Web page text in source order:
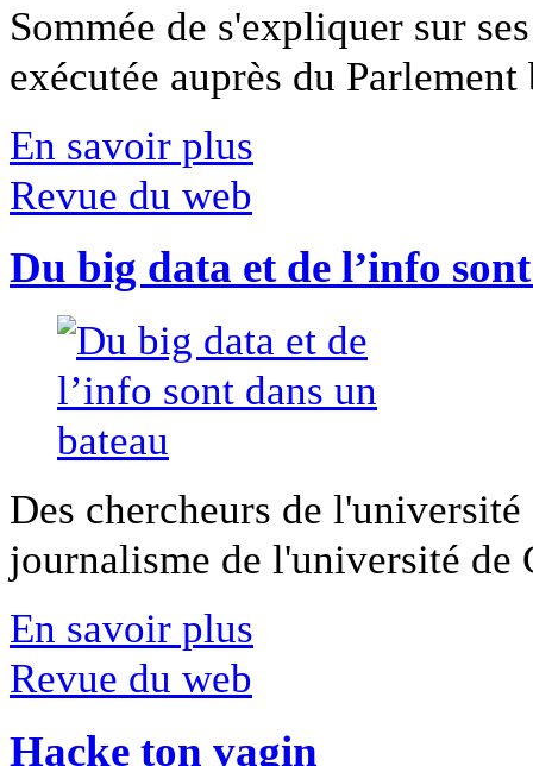
Sommée de s'expliquer sur
exécutée auprès du
En savoir plus
Revue du web
Du big data et de l’info
Des chercheurs de
journalisme de l'université
En savoir plus
Revue du web
Hacke ton vagin